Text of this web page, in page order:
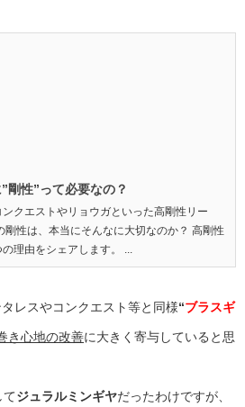
剛性”って必要なの？
クエストやリョウガといった高剛性リー
剛性は、本当にそんなに大切なのか？ 高剛性
理由をシェアします。 ...
レスやコンクエスト等と同様“ブラスギ
き心地の改善に大きく寄与していると思
てジュラルミンギヤだったわけですが、